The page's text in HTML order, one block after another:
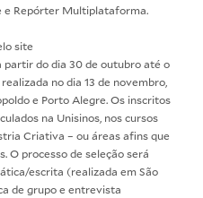
Repórter Multiplataforma.
site
partir do dia 30 de outubro até o
no dia 13 de novembro,
e Porto Alegre. Os inscritos
na Unisinos, nos cursos
Criativa – ou áreas afins que
O processo de seleção será
escrita (realizada em São
de grupo e entrevista